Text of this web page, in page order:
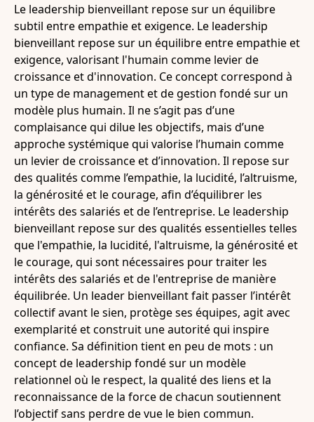
Le leadership bienveillant repose sur un équilibre
subtil entre empathie et exigence. Le leadership
bienveillant repose sur un équilibre entre empathie et
exigence, valorisant l'humain comme levier de
croissance et d'innovation. Ce concept correspond à
un type de management et de gestion fondé sur un
modèle plus humain. Il ne s’agit pas d’une
complaisance qui dilue les objectifs, mais d’une
approche systémique qui valorise l’humain comme
un levier de croissance et d’innovation. Il repose sur
des qualités comme l’empathie, la lucidité, l’altruisme,
la générosité et le courage, afin d’équilibrer les
intérêts des salariés et de l’entreprise. Le leadership
bienveillant repose sur des qualités essentielles telles
que l'empathie, la lucidité, l'altruisme, la générosité et
le courage, qui sont nécessaires pour traiter les
intérêts des salariés et de l'entreprise de manière
équilibrée. Un leader bienveillant fait passer l’intérêt
collectif avant le sien, protège ses équipes, agit avec
exemplarité et construit une autorité qui inspire
confiance. Sa définition tient en peu de mots : un
concept de leadership fondé sur un modèle
relationnel où le respect, la qualité des liens et la
reconnaissance de la force de chacun soutiennent
l’objectif sans perdre de vue le bien commun.